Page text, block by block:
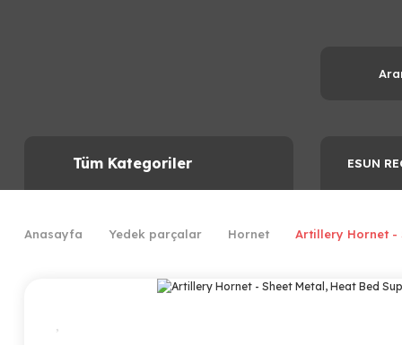
Tüm Kategoriler ESUN
Anasayfa Yedek parçalar Hornet Artillery Hornet -